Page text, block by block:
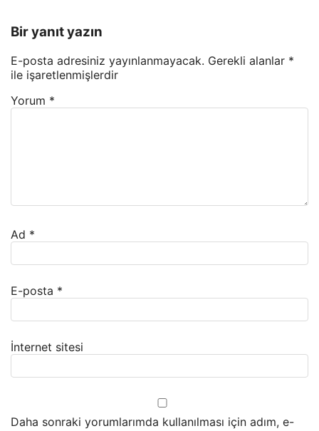
Bir yanıt yazın
E-posta adresiniz yayınlanmayacak. Gerekli alanlar *
ile işaretlenmişlerdir
Yorum *
Ad *
E-posta *
İnternet sitesi
Daha sonraki yorumlarımda kullanılması için adım, e-